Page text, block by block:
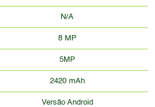
N/A
8 MP
5MP
2420 mAh
Versão Android